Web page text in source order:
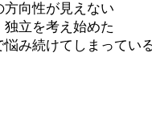
方向性が見えない
独立を考え始めた
悩み続けてしまってい